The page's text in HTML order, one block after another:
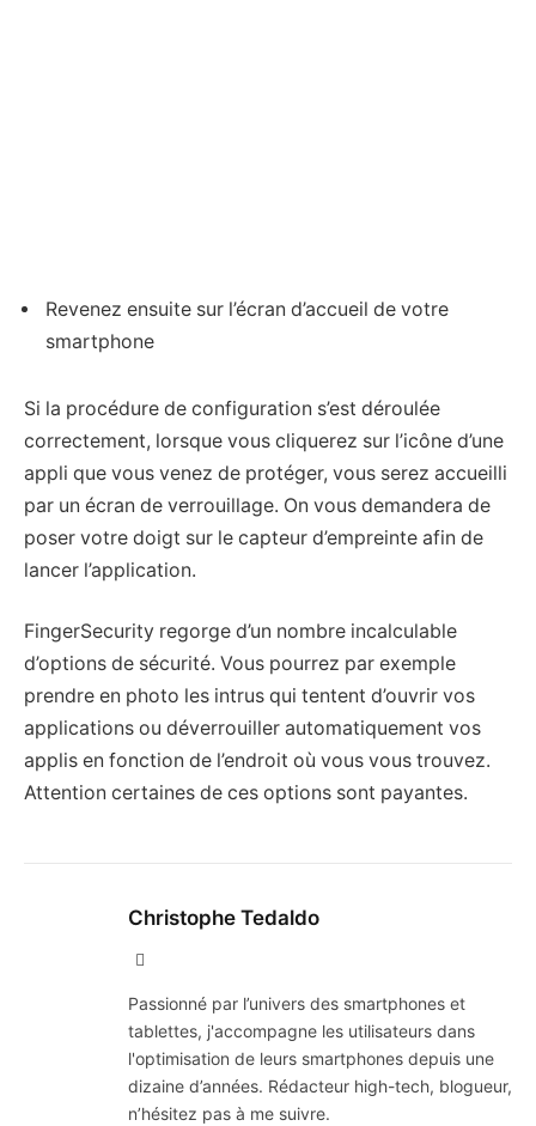
Revenez ensuite sur l’écran d’accueil de votre
smartphone
Si la procédure de configuration s’est déroulée
correctement, lorsque vous cliquerez sur l’icône d’une
appli que vous venez de protéger, vous serez accueilli
par un écran de verrouillage. On vous demandera de
poser votre doigt sur le capteur d’empreinte afin de
lancer l’application.
FingerSecurity regorge d’un nombre incalculable
d’options de sécurité. Vous pourrez par exemple
prendre en photo les intrus qui tentent d’ouvrir vos
applications ou déverrouiller automatiquement vos
applis en fonction de l’endroit où vous vous trouvez.
Attention certaines de ces options sont payantes.
Christophe Tedaldo
Passionné par l’univers des smartphones et
tablettes, j'accompagne les utilisateurs dans
l'optimisation de leurs smartphones depuis une
dizaine d’années. Rédacteur high-tech, blogueur,
n’hésitez pas à me suivre.